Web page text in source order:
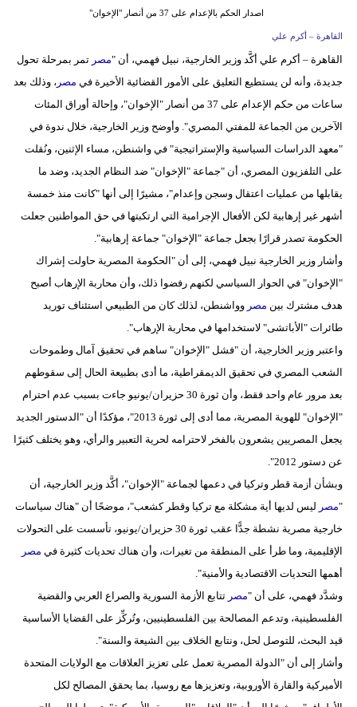
علوم
وتكنولوجيا
بيئة
مدوَّنات
أبراج
سيارات
اصدار الحكم بالإعدام على 37 من أنصار "الإخوان"
القاهرة – أكرم علي
القاهرة – أكرم علي أكَّد وزير الخارجية، نبيل فهمي، أن "مصر تمر بمرحلة تحول
جديدة، وأنه لن يستطيع التعليق على الأمور القضائية الأخيرة في مصر ، وذلك بعد
ساعات من حكم الإعدام على 37 من أنصار "الإخوان"، وإحالة أوراق المئات
الآخرين من الجماعة للمفتي المصري". وأوضح وزير الخارجية، خلال ندوة في
"معهد الدراسات السياسية والإستراتيجية" في واشنطن، مساء الإثنين، ونُقلت
على التلفزيون المصري، أن "جماعة "الإخوان" ضد النظام الجديد، وضد ما
يقابلها من عمليات اعتقال وسجن وإعدام"، مشيرًا إلى أنها "كانت منذ خمسة
أشهر غير إرهابية لكن الأفعال الإجرامية التي ارتكبتها في حق المواطنين جعلت
الحكومة تصدر قرارًا بجعل جماعة "الإخوان" جماعة إرهابية".
وأشار وزير الخارجية نبيل فهمي، إلى أن "الحكومة المصرية حاولت إشراك
"الإخوان" في الحوار السياسي لكنهم رفضوا ذلك، وأن محاربة الإرهاب أصبح
هدف مشترك بين مصر وواشنطن، لذلك كان من الطبيعي استئناف توريد
طائرات "الأباتشى" لاستخدامها في محاربة الإرهاب".
واعتبر وزير الخارجية، أن "فشل "الإخوان" ساهم في تحقيق آمال وطموحات
الشعب المصري في تحقيق الديمقراطية، ما أدى بطبيعة الحال إلى سقوطهم
بعد مرور عام واحد فقط، وأن ثورة 30 حزيران/يونيو جاءت بسبب عدم احترام
"الإخوان" للهوية المصرية، مما أدى إلى ثورة 2013"، مؤكدًا أن "الدستور الجديد
يجعل المصريين يشعرون بالفخر لاحترامه لحرية التعبير والرأي، وهو يختلف كثيرًا
عن دستور 2012".
وبشأن أزمة قطر وتركيا في دعمها لجماعة "الإخوان"، أكَّد وزير الخارجية، أن
"مصر ليس لديها أية مشكلة مع تركيا وقطر كشعب"، موضحًا أن "هناك سياسات
خارجية مصرية نشطة جدًّا عقب ثورة 30 حزيران/يونيو، تأسست على التحولات
الإقليمية، وما طرأ على المنطقة من تغيرات، وأن هناك تحديات كثيرة في مصر
أهمها التحديات الاقتصادية والأمنية".
وشدَّد فهمي، على أن "مصر تتابع الأزمة السورية والصراع العربي والقضية
الفلسطينية، وتدعم المصالحة بين الفلسطينيين، وتُركِّز على القضايا الأساسية
قيد البحث، للتوصل لحل، ونتابع الخلاف بين الشيعة والسنة".
وأشار إلى أن "الدولة المصرية تعمل على تعزيز العلاقات مع الولايات المتحدة
الأميركية والقارة الأوروبية، وتعزيزها مع روسيا، بما يحقق المصالح لكل